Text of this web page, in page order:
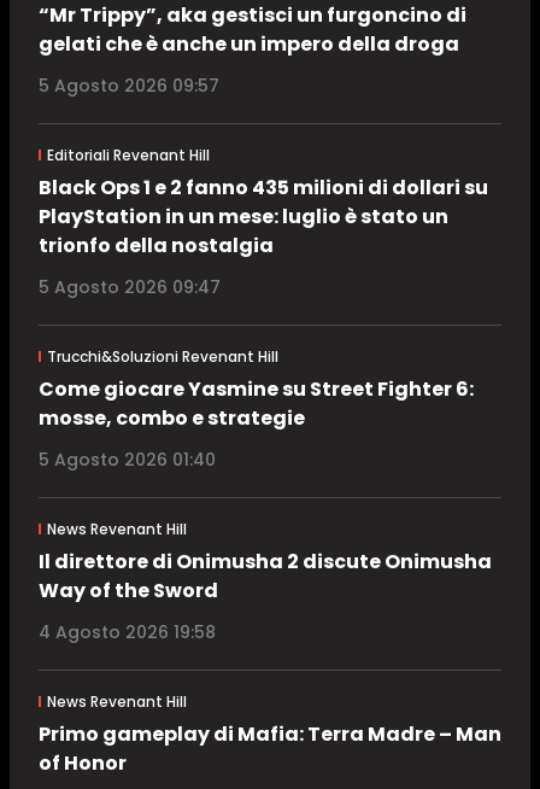
“Mr Trippy”, aka gestisci un furgoncino di
gelati che è anche un impero della droga
5 Agosto 2026 09:57
Editoriali Revenant Hill
Black Ops 1 e 2 fanno 435 milioni di dollari su
PlayStation in un mese: luglio è stato un
trionfo della nostalgia
5 Agosto 2026 09:47
Trucchi&Soluzioni Revenant Hill
Come giocare Yasmine su Street Fighter 6:
mosse, combo e strategie
5 Agosto 2026 01:40
News Revenant Hill
Il direttore di Onimusha 2 discute Onimusha
Way of the Sword
4 Agosto 2026 19:58
News Revenant Hill
Primo gameplay di Mafia: Terra Madre – Man
of Honor